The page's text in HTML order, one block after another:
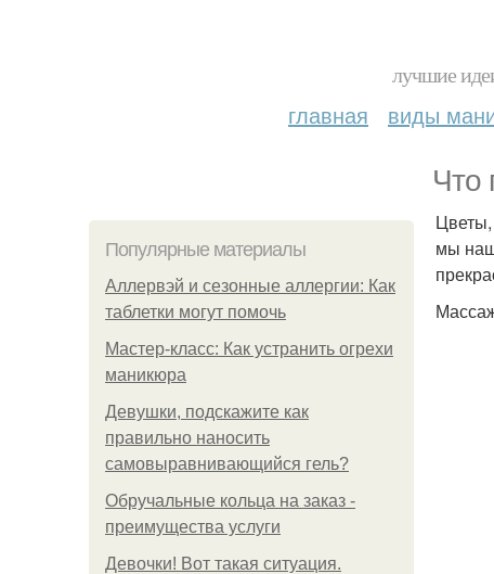
лучшие
главная виды
Что
Популярные материалы
Аллервэй и сезонные аллергии: Как
таблетки могут помочь
Мастер-класс: Как устранить огрехи
маникюра
Девушки, подскажите как
правильно наносить
самовыравнивающийся гель?
Обручальные кольца на заказ -
преимущества услуги
Девочки! Вот такая ситуация.
мы